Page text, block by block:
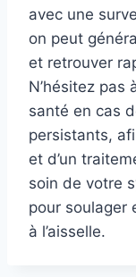
avec une
on peut
et retrouver
N’hésitez pas
santé en cas
persistants,
et d’un
soin de votre
pour soulager
à l’aisselle.